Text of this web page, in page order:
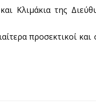
Κλιμάκια της
προσεκτικοί